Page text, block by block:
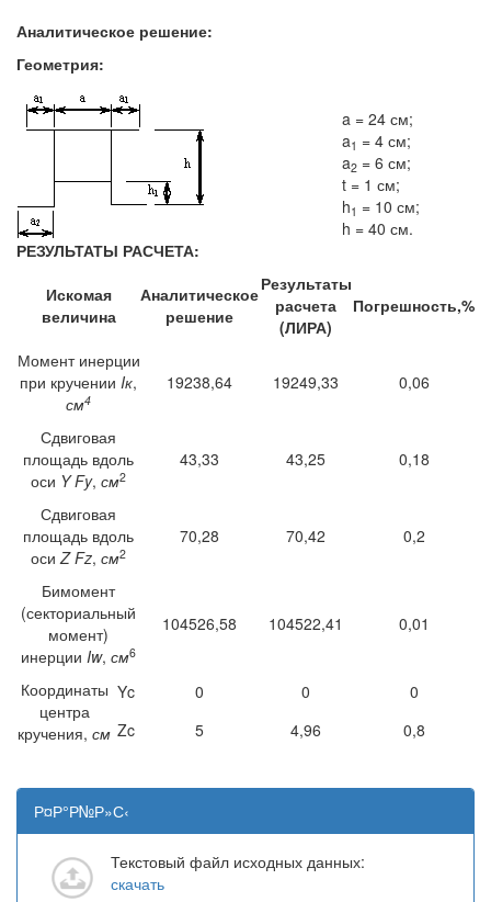
Аналитическое решение:
Геометрия:
a = 24 см;
a1 = 4 см;
a2 = 6 см;
t = 1 см;
h1 = 10 см;
h = 40 см.
РЕЗУЛЬТАТЫ РАСЧЕТА:
Искомая
величина
Аналитическое
решение
Результаты
расчета
(ЛИРА)
Погрешность,%
Момент инерции
при кручении Iк,
см4
19238,64 19249,33 0,06
Сдвиговая
площадь вдоль
оси Y Fy, см2
43,33 43,25 0,18
Сдвиговая
площадь вдоль
осиZ Fz, см2
70,28 70,42 0,2
Бимомент
(секториальный
момент)
инерции Iw, см6
104526,58 104522,41 0,01
Координаты
центра
кручения, см
Yc 0 0
0
Zc
5 4,96 0,8
Р¤Р°Р№Р»С‹
Текстовый файл исходных данных:
скачать